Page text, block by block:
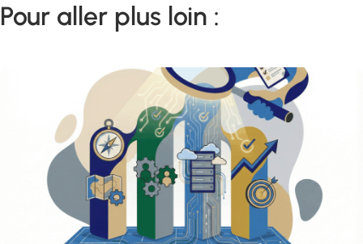
Pour aller plus loin :